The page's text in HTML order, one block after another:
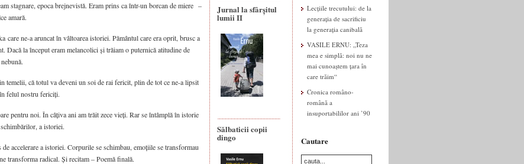
stagnare, epoca brejnevistă. Eram prins ca într-un borcan de miere –
amară.
care ne-a aruncat în vâltoarea istoriei. Pământul care era oprit, brusc a
Dacă la început eram melancolici și trăiam o puternică atitudine de
temelii, că totul va deveni un soi de rai fericit, plin de tot ce ne-a lipsit
felul nostru fericiți.
pentru noi. În câțiva ani am trăit zece vieți. Rar se întâmplă în istorie
a istoriei.
accelerare a istoriei. Corpurile se schimbau, emoțiile se transformau
transforma radical. Și recitam – Poemă finală.
Jurnal la sfârșitul
lumii II
Sălbaticii copii
dingo
Lecțiile trecutului: de la
generația de sacrificiu
la generația canibală
VASILE ERNU: „Teza
mea e simplă: noi nu ne
mai cunoaștem țara în
care trăim“
Cronica româno-
română a
insuportabililor ani ’90
Cautare